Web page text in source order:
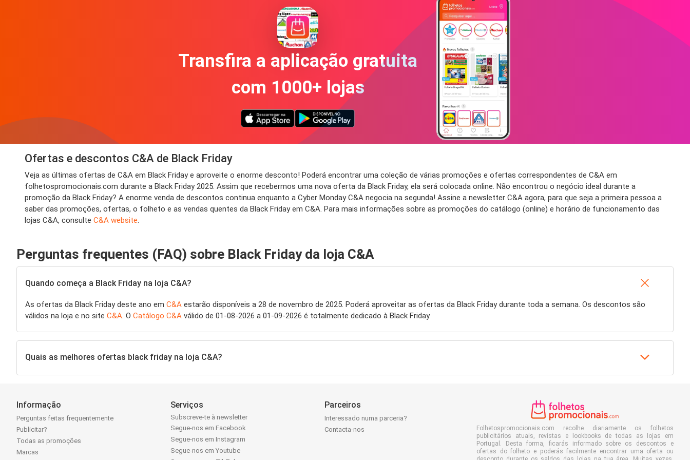
Transfira a aplicação gratuita
com 1000+ lojas
Ofertas e descontos C&A de Black Friday
Veja as últimas ofertas de C&A em Black Friday e aproveite o enorme desconto! Poderá encontrar uma coleção de várias promoções e ofertas correspondentes de C&A em
folhetospromocionais.com durante a Black Friday 2025. Assim que recebermos uma nova oferta da Black Friday, ela será colocada online. Não encontrou o negócio ideal durante a
promoção da Black Friday? A enorme venda de descontos continua enquanto a Cyber ​​Monday C&A negocia na segunda! Assine a newsletter C&A agora, para que seja a primeira pessoa a
saber das promoções, ofertas, o folheto e as vendas quentes da Black Friday em C&A. Para mais informações sobre as promoções do catálogo (online) e horário de funcionamento das
lojas C&A, consulte C&A website.
Perguntas frequentes (FAQ) sobre Black Friday da loja C&A
Quando começa a Black Friday na loja C&A?
As ofertas da Black Friday deste ano em C&A estarão disponíveis a 28 de novembro de 2025. Poderá aproveitar as ofertas da Black Friday durante toda a semana. Os descontos são
válidos na loja e no site C&A. O Catálogo C&A válido de 01-08-2026 a 01-09-2026 é totalmente dedicado à Black Friday.
Quais as melhores ofertas black friday na loja C&A?
Informação
Perguntas feitas frequentemente
Publicitar?
Todas as promoções
Marcas
Serviços
Subscreve-te à newsletter
Segue-nos em Facebook
Segue-nos em Instagram
Segue-nos em Youtube
Parceiros
Interessado numa parceria?
Contacta-nos
Folhetospromocionais.com recolhe diariamente os folhetos
publicitários atuais, revistas e lookbooks de todas as lojas em
Portugal. Desta forma, ficarás informado sobre os descontos e
ofertas do folheto e poderás facilmente encontrar uma oferta ou